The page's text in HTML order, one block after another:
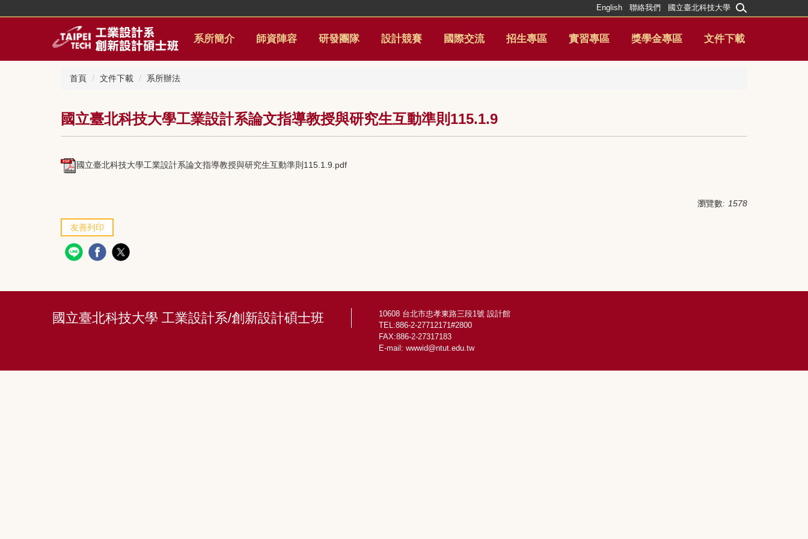
內
系所簡介 師資陣容 研發團隊 設計競賽 國際交流 招生專區 實習專區 獎學金專區 文件下載
English 聯絡我們 國立臺北科技大學
首頁 文件下載 系所辦法
國立臺北科技大學工業設計系論文指導教授與研究生互動準則115.1.9
國立臺北科技大學工業設計系論文指導教授與研究生互動準則115.1.9.pdf
瀏覽數: 1578
友善列印
國立臺北科技大學 工業設計系/創新設計碩士班
10608 台北市忠孝東路三段1號 設計館
TEL:886-2-27712171#2800
FAX:886-2-27317183
E-mail: wwwid@ntut.edu.tw